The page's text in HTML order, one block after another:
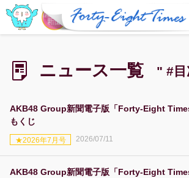
FAQ
ニュース一覧 " #目
AKB48 Group新聞電子版「Forty-Eight
もくじ
★2026年7月号 2026/07/11
AKB48 Group新聞電子版「Forty-Eight